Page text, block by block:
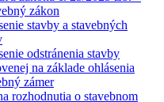
zákon
stavby a stavebných
odstránenia stavby
na základe ohlásenia
zámer
rozhodnutia o stavebnom